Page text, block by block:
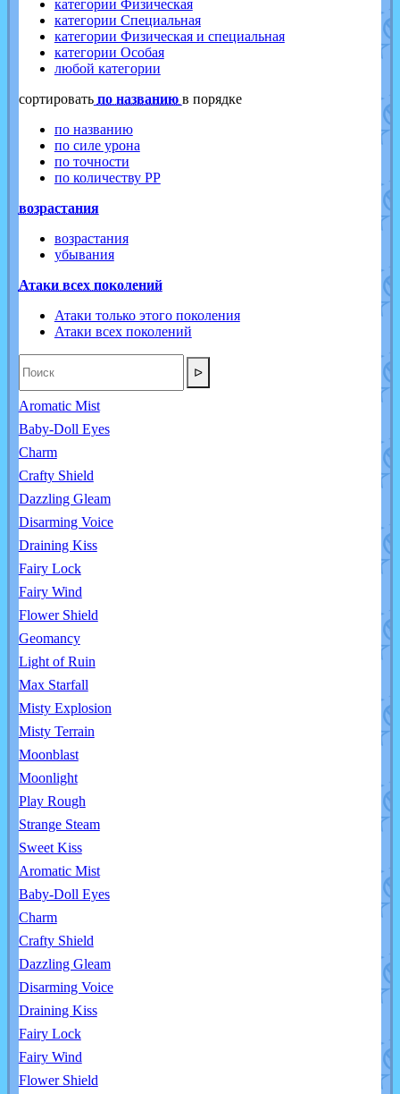
категории Физическая
категории Специальная
категории Физическая и специальная
категории Особая
любой категории
cортировать по названию в порядке
по названию
по силе урона
по точности
по количеству PP
возрастания
возрастания
убывания
Атаки всех поколений
Атаки только этого поколения
Атаки всех поколений
ᐅ
Aromatic Mist
Baby-Doll Eyes
Charm
Crafty Shield
Dazzling Gleam
Disarming Voice
Draining Kiss
Fairy Lock
Fairy Wind
Flower Shield
Geomancy
Light of Ruin
Max Starfall
Misty Explosion
Misty Terrain
Moonblast
Moonlight
Play Rough
Strange Steam
Sweet Kiss
Aromatic Mist
Baby-Doll Eyes
Charm
Crafty Shield
Dazzling Gleam
Disarming Voice
Draining Kiss
Fairy Lock
Fairy Wind
Flower Shield